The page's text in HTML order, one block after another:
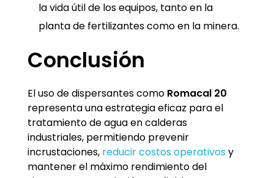
la vida útil de los equipos, tanto en la
planta de fertilizantes como en la minera.
Conclusión
El uso de dispersantes como Romacal 20
representa una estrategia eficaz para el
tratamiento de agua en calderas
industriales, permitiendo prevenir
incrustaciones, reducir costos operativosy
mantener el máximo rendimiento del